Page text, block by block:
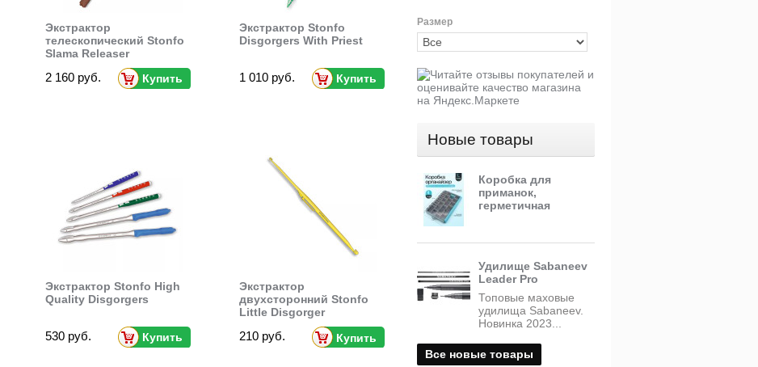
Экстрактор
телескопический Stonfo
Slama Releaser
2 160 руб. Купить
Экстрактор Stonfo
Disgorgers With Priest
1 010 руб. Купить
Экстрактор Stonfo High
Quality Disgorgers
530 руб. Купить
Экстрактор
двухсторонний Stonfo
Little Disgorger
210 руб. Купить
Размер
Новые товары
Коробка для
приманок,
герметичная
Удилище Sabaneev
Leader Pro
Топовые маховые
удилища Sabaneev.
Новинка 2023...
Все новые товары